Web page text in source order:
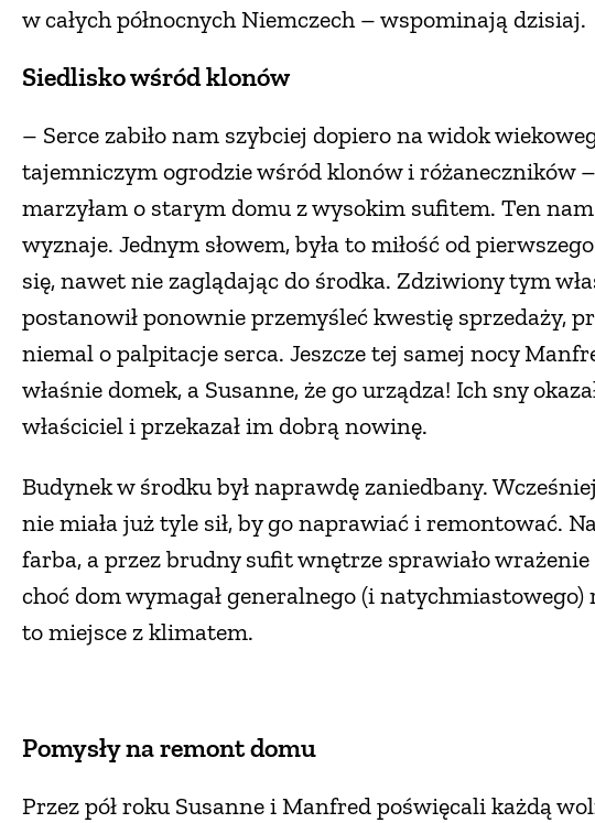
w całych północnych Niemczech – wspominają dzisiaj.
Siedlisko wśród klonów
– Serce zabiło nam szybciej dopiero na widok
tajemniczym ogrodzie wśród klonów i różaneczników
marzyłam o starym domu z wysokim sufitem. Ten
wyznaje. Jednym słowem, była to miłość od
się, nawet nie zaglądając do środka. Zdziwiony tym
postanowił ponownie przemyśleć kwestię sprzedaży,
niemal o palpitacje serca. Jeszcze tej samej nocy
właśnie domek, a Susanne, że go urządza! Ich sny
właściciel i przekazał im dobrą nowinę.
Budynek w środku był naprawdę zaniedbany.
nie miała już tyle sił, by go naprawiać i remontować.
farba, a przez brudny sufit wnętrze sprawiało
choć dom wymagał generalnego (i natychmiastowego)
to miejsce z klimatem.
Pomysły na remont domu
Przez pół roku Susanne i Manfred poświęcali każdą